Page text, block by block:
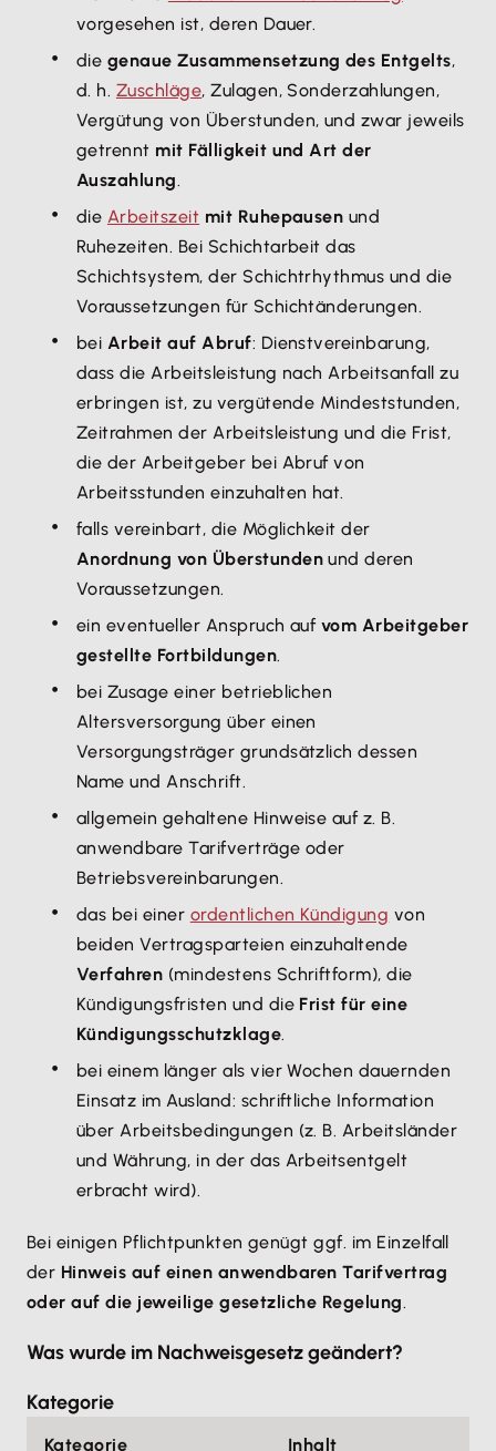
vorgesehen ist, deren Dauer.
die genaue Zusammensetzung des Entgelts,
d. h. Zuschläge, Zulagen, Sonderzahlungen,
Vergütung von Überstunden, und zwar jeweils
getrennt mit Fälligkeit und Art der
Auszahlung.
die Arbeitszeit mit Ruhepausen und
Ruhezeiten. Bei Schichtarbeit das
Schichtsystem, der Schichtrhythmus und die
Voraussetzungen für Schichtänderungen.
bei Arbeit auf Abruf: Dienstvereinbarung,
dass die Arbeitsleistung nach Arbeitsanfall zu
erbringen ist, zu vergütende Mindeststunden,
Zeitrahmen der Arbeitsleistung und die Frist,
die der Arbeitgeber bei Abruf von
Arbeitsstunden einzuhalten hat.
falls vereinbart, die Möglichkeit der
Anordnung von Überstundenund deren
Voraussetzungen.
ein eventueller Anspruch auf vom Arbeitgeber
gestellte Fortbildungen.
bei Zusage einer betrieblichen
Altersversorgung über einen
Versorgungsträger grundsätzlich dessen
Name und Anschrift.
allgemein gehaltene Hinweise auf z. B.
anwendbare Tarifverträge oder
Betriebsvereinbarungen.
das bei einer ordentlichen Kündigung von
beiden Vertragsparteien einzuhaltende
Verfahren (mindestens Schriftform), die
Kündigungsfristen und die Frist für eine
Kündigungsschutzklage.
bei einem länger als vier Wochen dauernden
Einsatz im Ausland: schriftliche Information
über Arbeitsbedingungen (z. B. Arbeitsländer
und Währung, in der das Arbeitsentgelt
erbracht wird).
Bei einigen Pflichtpunkten genügt ggf. im Einzelfall
der Hinweis auf einen anwendbaren Tarifvertrag
oder auf die jeweilige gesetzliche Regelung.
Was wurde im Nachweisgesetz geändert?
Kategorie
Kategorie Inhalt